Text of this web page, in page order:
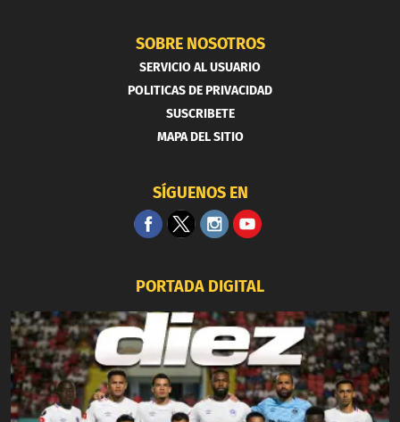
SOBRE NOSOTROS
SERVICIO AL USUARIO
POLITICAS DE PRIVACIDAD
SUSCRIBETE
MAPA DEL SITIO
SÍGUENOS EN
PORTADA DIGITAL